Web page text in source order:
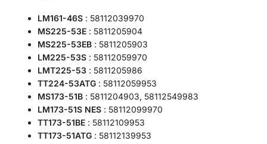
LM161-46S : 58112039970
MS225-53E : 5811205904
MS225-53EB : 5811205903
LM225-53S : 58112059970
LMT225-53 : 5811205986
TT224-53ATG : 58112059953
MS173-51B : 5811204903, 58112549983
LM173-51S NES : 58112099970
TT173-51BE : 58112109953
TT173-51ATG : 58112139953